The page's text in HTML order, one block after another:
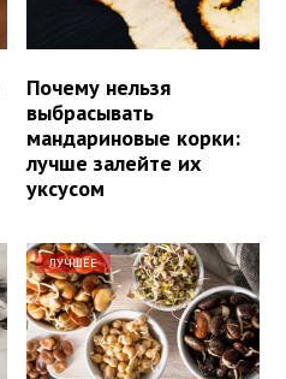
Почему нельзя
выбрасывать
мандариновые корки:
лучше залейте их
уксусом
ЛУЧШЕЕ